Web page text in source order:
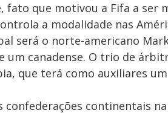
que motivou a Fifa a ser
a modalidade nas
será o norte-americano
canadense. O trio de
que terá como auxiliares
confederações continentais